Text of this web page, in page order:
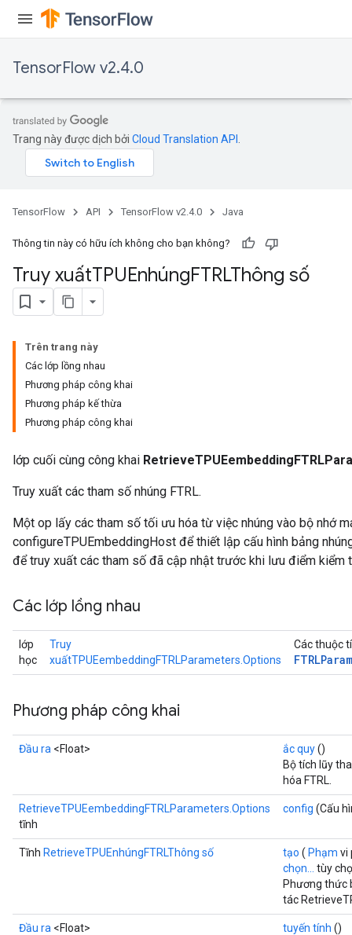
TensorFlow v2.4.0
Trang này được dịch bởi Cloud Translation API
TensorFlow API TensorFlow v2.4.0 Java
Thông tin này có hữu ích không cho bạn không?
Truy xuấtTPUEnhúngFTRLThông số
Trên trang này
Các lớp lồng nhau
Phương pháp công khai
Phương pháp kế thừa
Phương pháp công khai
lớp cuối cùng công khai
Truy xuất các tham số nhúng FTRL.
Một op lấy các tham số tối ưu hóa từ việc nhúng vào bộ nhớ
configureTPUEmbeddingHost để thiết lập cấu hình bảng
để truy xuất các tham số đã cập nhật trước khi lưu điểm kiểm
Các lớp lồng nhau
lớp
học
Truy
xuấtTPUEembeddingFTRLParameters.Options
Các thuộc
Phương pháp công khai
Đầu ra <Float> ắc quy()
Bộ tích lũy
hóa FTRL.
RetrieveTPUEembeddingFTRLParameters.Options
tĩnh
config (Cấu
Tĩnh RetrieveTPUEnhúngFTRLThông số tạo ( Phạm vi
chọn...
tùy
Phương thức
tác
Đầu ra <Float> tuyến tính ()